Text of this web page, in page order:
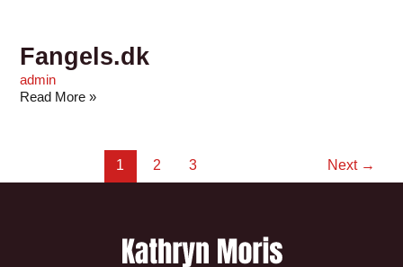
Fangels.dk
admin
Read More »
1 2 3 Next →